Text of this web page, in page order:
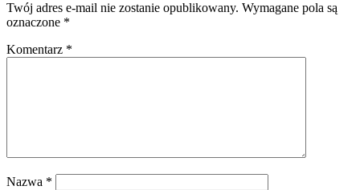
Twój adres e-mail nie zostanie opublikowany. Wymagane pola są
oznaczone *
Komentarz *
Nazwa *